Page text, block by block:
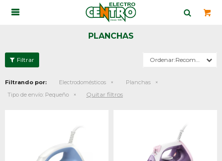

PLANCHAS
Recomendados
Filtrando por: Electrodomésticos
Planchas
Tipo de envío: Pequeño Quitar filtros